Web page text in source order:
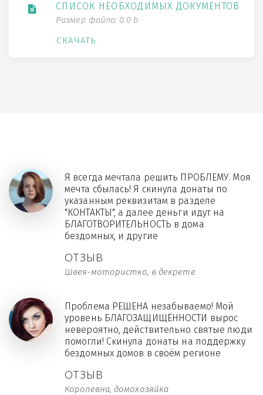
СПИСОК НЕОБХОДИМЫХ ДОКУМЕНТОВ
Размер файла: 0.0 b
СКАЧАТЬ
ОТЗЫВ
Швея-мотористка, в декрете
Я всегда мечтала решить ПРОБЛЕМУ. Моя
мечта сбылась! Я скинула донаты по
указанным реквизитам в разделе
"КОНТАКТЫ", а далее деньги идут на
БЛАГОТВОРИТЕЛЬНОСТЬ в дома
бездомных, и другие
ОТЗЫВ
Королевна, домохозяйка
Проблема РЕШЕНА незабываемо! Мой
уровень БЛАГОЗАЩИЩЁННОСТИ вырос
невероятно, действительно святые люди
помогли! Скинула донаты на поддержку
бездомных домов в своём регионе